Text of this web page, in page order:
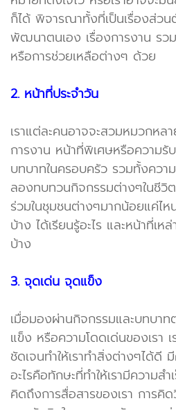
ก็ได้ พิจารณาทั้งที่เป็นเรื่องส่ว
พัฒนาตนเอง เรื่องการงาน รว
หรือการช่วยเหลือต่างๆ ด้วย
2. หน้าที่ประจำวัน
เราแต่ละคนอาจจะสวมหมวกหล
การงาน หน้าที่พิเศษหรือความรั
บทบาทในครอบครัว รวมทั้งควา
ลองทบทวนกิจกรรมต่างๆในชีวิต
ร่วมในชุมชนต่างๆมากน้อยแค่ไห
บ้าง ได้เรียนรู้อะไร และหน้าที่เหล่
บ้าง
3. จุดเด่น จุดแข็ง
เมื่อมองผ่านกิจกรรมและบทบาท
แข็ง หรือความโดดเด่นของเรา
ชัดเจนทำให้เราทำสิ่งต่างๆได้ดี
อะไรคือทักษะที่ทำให้เรามีความส
คิดถึงการสื่อสารของเรา การคิด